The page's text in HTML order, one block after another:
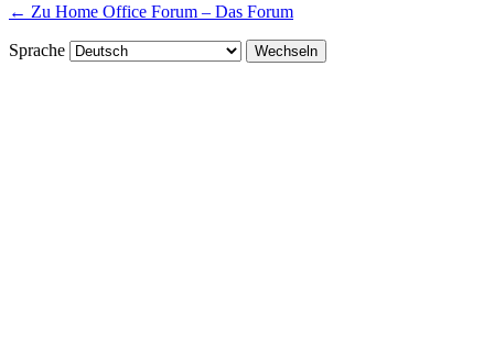
← Zu Home Office Forum – Das Forum
Sprache